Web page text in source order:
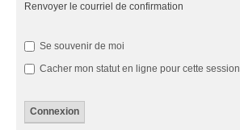
Renvoyer le courriel de confirmation
Se souvenir de moi
Cacher mon statut en ligne pour cette session